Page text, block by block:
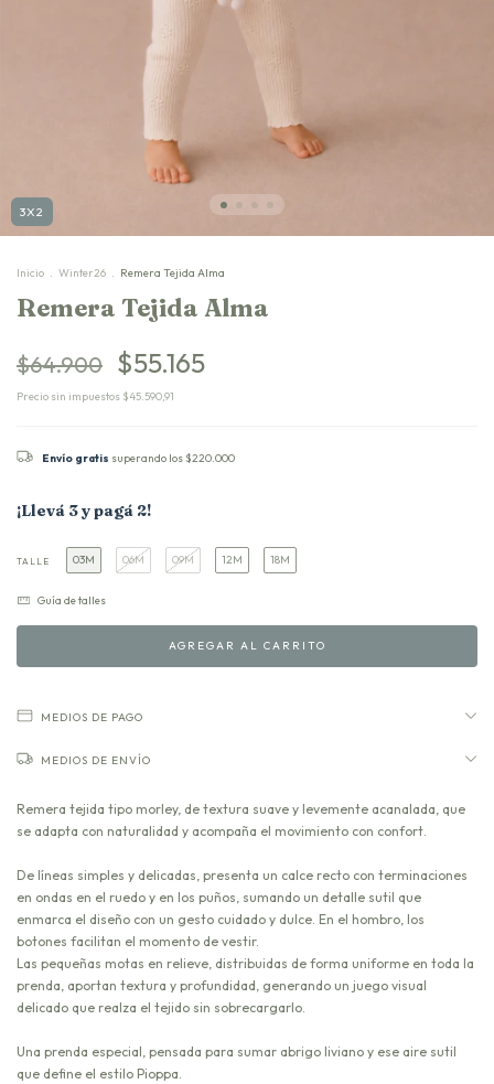
3X2
Inicio Winter26 Remera Tejida Alma
Remera Tejida Alma
$64.900 $55.165
Precio sin impuestos $45.590,91
Envío gratis superando los $220.000
¡Llevá 3 y pagá 2!
TALLE 03M 06M 09M 12M 18M
Guía de talles
MEDIOS DE PAGO
MEDIOS DE ENVÍO
Remera tejida tipo morley, de textura suave y levemente acanalada, que
se adapta con naturalidad y acompaña el movimiento con confort.
De líneas simples y delicadas, presenta un calce recto con terminaciones
en ondas en el ruedo y en los puños, sumando un detalle sutil que
enmarca el diseño con un gesto cuidado y dulce. En el hombro, los
botones facilitan el momento de vestir.
Las pequeñas motas en relieve, distribuidas de forma uniforme en toda la
prenda, aportan textura y profundidad, generando un juego visual
delicado que realza el tejido sin sobrecargarlo.
Una prenda especial, pensada para sumar abrigo liviano y ese aire sutil
que define el estilo Pioppa.